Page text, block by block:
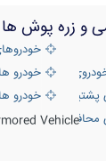
و زره پوش ها
خودروهای
های رزمی پیاده
خودرو های
آتش ،خودرو های
شده
Vehicle